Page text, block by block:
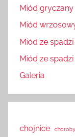
Miód gryczany
Miód
Miód ze
Miód ze
Galeria
chojnice